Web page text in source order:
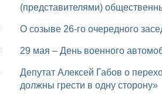
(представителями)
О созыве 26-го очередного
29 мая – День военного
Депутат Алексей Габов о переходе на одноуровневую систему МСУ: «Чтобы был результат, все
должны грести в одну сторону»